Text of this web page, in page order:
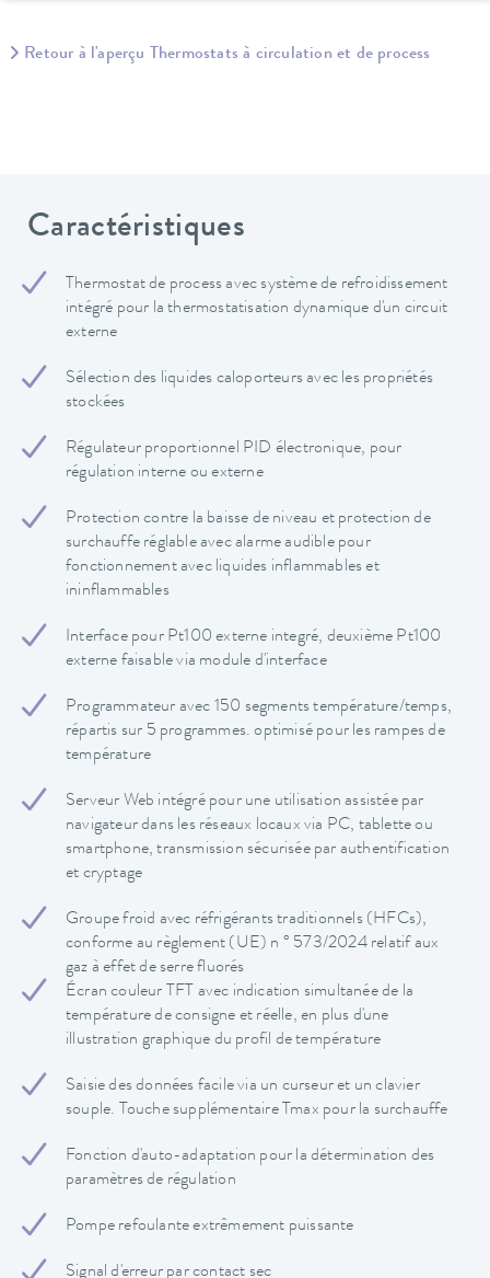
Retour à l'aperçu Thermostats à circulation et de process
Caractéristiques
Thermostat de process avec système de refroidissement
intégré pour la thermostatisation dynamique d'un circuit
externe
Sélection des liquides caloporteurs avec les propriétés
stockées
Régulateur proportionnel PID électronique, pour
régulation interne ou externe
Protection contre la baisse de niveau et protection de
surchauffe réglable avec alarme audible pour
fonctionnement avec liquides inflammables et
ininflammables
Interface pour Pt100 externe integré, deuxième Pt100
externe faisable via module d'interface
Programmateur avec 150 segments température/temps,
répartis sur 5 programmes. optimisé pour les rampes de
température
Serveur Web intégré pour une utilisation assistée par
navigateur dans les réseaux locaux via PC, tablette ou
smartphone, transmission sécurisée par authentification
et cryptage
Groupe froid avec réfrigérants traditionnels (HFCs),
conforme au règlement (UE) n ° 573/2024 relatif aux
gaz à effet de serre fluorés
Écran couleur TFT avec indication simultanée de la
température de consigne et réelle, en plus d'une
illustration graphique du profil de température
Saisie des données facile via un curseur et un clavier
souple. Touche supplémentaire Tmax pour la surchauffe
Fonction d'auto-adaptation pour la détermination des
paramètres de régulation
Pompe refoulante extrêmement puissante
Signal d'erreur par contact sec